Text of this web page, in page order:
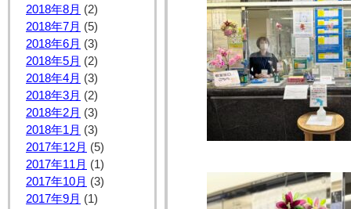
2018年8月 (2)
2018年7月 (5)
2018年6月 (3)
2018年5月 (2)
2018年4月 (3)
2018年3月 (2)
2018年2月 (3)
2018年1月 (3)
2017年12月 (5)
2017年11月 (1)
2017年10月 (3)
2017年9月 (1)